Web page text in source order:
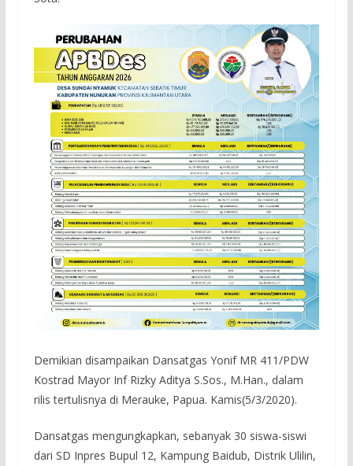
Demikian disampaikan Dansatgas Yonif MR 411/PDW
Kostrad Mayor Inf Rizky Aditya S.Sos., M.Han., dalam
rilis tertulisnya di Merauke, Papua. Kamis(5/3/2020).
Dansatgas mengungkapkan, sebanyak 30 siswa-siswi
dari SD Inpres Bupul 12, Kampung Baidub, Distrik Ulilin,